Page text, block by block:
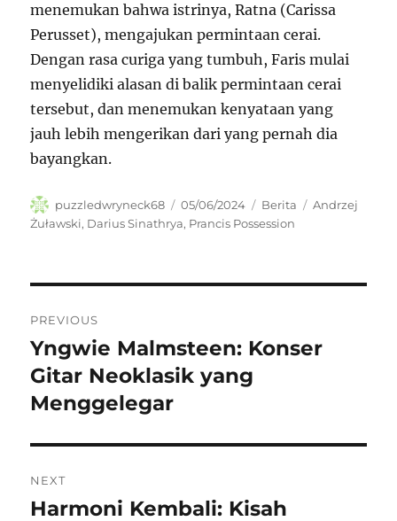
menemukan bahwa istrinya, Ratna (Carissa
Perusset), mengajukan permintaan cerai.
Dengan rasa curiga yang tumbuh, Faris mulai
menyelidiki alasan di balik permintaan cerai
tersebut, dan menemukan kenyataan yang
jauh lebih mengerikan dari yang pernah dia
bayangkan.
Author
puzzledwryneck68
Posted
on
05/06/2024 Categories
Berita Tags
Andrzej
Żuławski, Darius Sinathrya, Prancis Possession
pos
PREVIOUS
Previous
post:
Yngwie Malmsteen: Konser
Gitar Neoklasik yang
Menggelegar
NEXT
Next
Harmoni Kembali: Kisah